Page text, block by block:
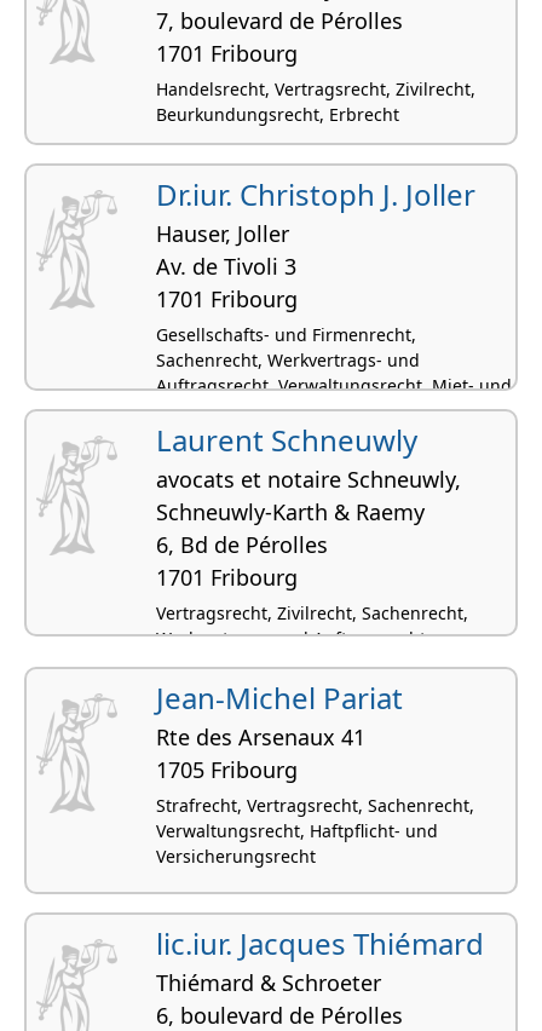
7, boulevard de Pérolles
1701 Fribourg
Handelsrecht, Vertragsrecht, Zivilrecht,
Beurkundungsrecht, Erbrecht
Dr.iur. Christoph J. Joller
Hauser, Joller
Av. de Tivoli 3
1701 Fribourg
Gesellschafts- und Firmenrecht,
Sachenrecht, Werkvertrags- und
Auftragsrecht, Verwaltungsrecht, Miet- und
Pachtrecht
Laurent Schneuwly
avocats et notaire Schneuwly,
Schneuwly-Karth & Raemy
6, Bd de Pérolles
1701 Fribourg
Vertragsrecht, Zivilrecht, Sachenrecht,
Werkvertrags- und Auftragsrecht,
Arbeitsrecht
Jean-Michel Pariat
Rte des Arsenaux 41
1705 Fribourg
Strafrecht, Vertragsrecht, Sachenrecht,
Verwaltungsrecht, Haftpflicht- und
Versicherungsrecht
lic.iur. Jacques Thiémard
Thiémard & Schroeter
6, boulevard de Pérolles